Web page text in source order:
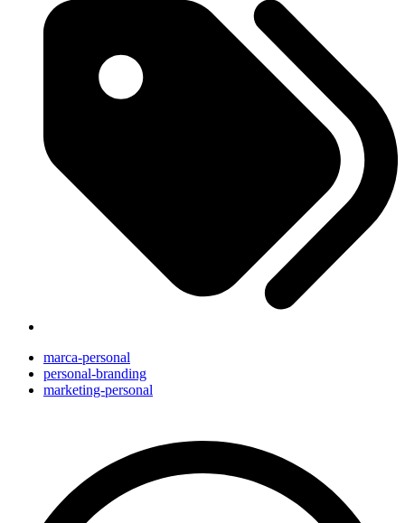
marca-personal
personal-branding
marketing-personal